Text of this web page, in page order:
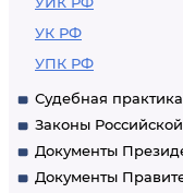
УК РФ
УПК РФ
Судебная
Законы
Документы
Документы